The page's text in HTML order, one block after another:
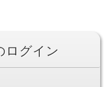
ログイン